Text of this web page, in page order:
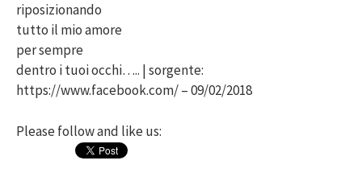
riposizionando
tutto il mio amore
per sempre
dentro i tuoi occhi….. | sorgente:
https://www.facebook.com/ – 09/02/2018
Please follow and like us: